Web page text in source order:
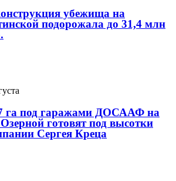
убежища на
подорожала до 31,4 млн
га под гаражами ДОСААФ на
готовят под высотки
Сергея Креца